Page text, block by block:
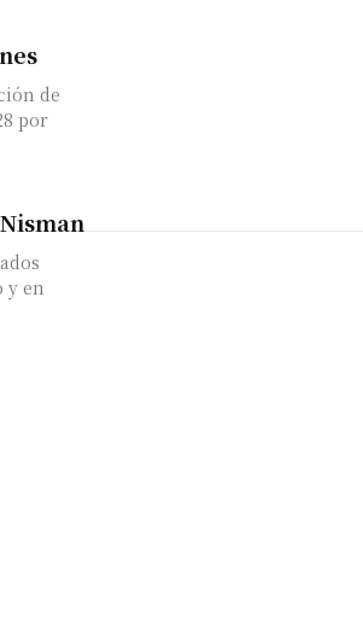
de
por
y en